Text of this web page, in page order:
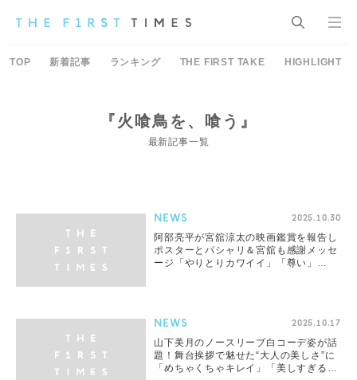
TOP 新着記事 ランキング THE FIRST TAKE HIGHLIGHT
『火喰鳥を、喰う』
最新記事一覧
NEWS 2025.10.30
阿部亮平が宮舘涼太の映画鑑賞を報告し
ポスターとパシャリ＆宮舘も感謝メッセ
ージ「やりとりカワイイ」「尊い」
NEWS 2025.10.17
山下美月のノースリーブ白コーデ姿が話
題！舞台挨拶で魅せた“大人の美しさ”に
「めちゃくちゃキレイ」「美しすぎる」